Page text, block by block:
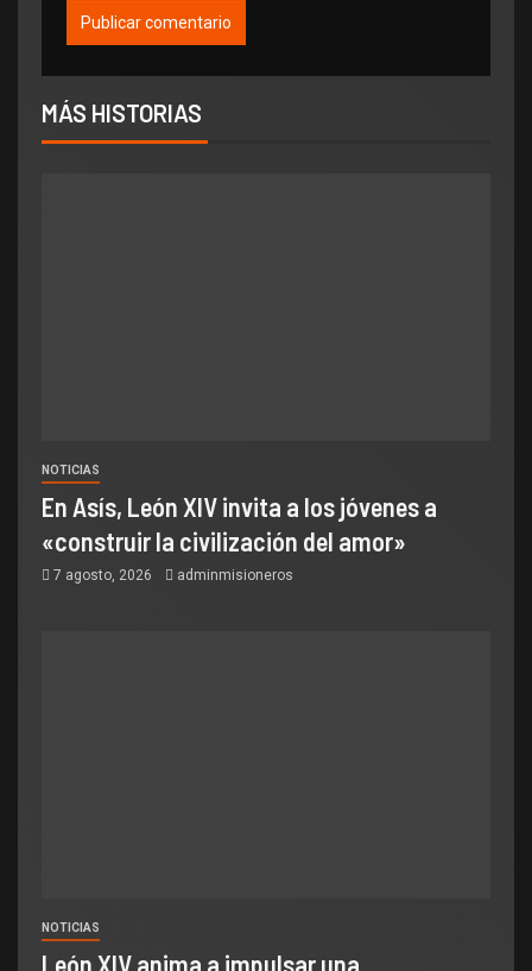
MÁS HISTORIAS
NOTICIAS
En Asís, León XIV invita a los jóvenes a
«construir la civilización del amor»
7 agosto, 2026 adminmisioneros
NOTICIAS
León XIV anima a impulsar una